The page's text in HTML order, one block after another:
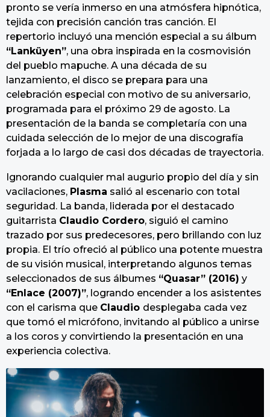
pronto se vería inmerso en una atmósfera hipnótica,
tejida con precisión canción tras canción. El
repertorio incluyó una mención especial a su álbum
“Lanküyen”, una obra inspirada en la cosmovisión
del pueblo mapuche. A una década de su
lanzamiento, el disco se prepara para una
celebración especial con motivo de su aniversario,
programada para el próximo 29 de agosto. La
presentación de la banda se completaría con una
cuidada selección de lo mejor de una discografía
forjada a lo largo de casi dos décadas de trayectoria.
Ignorando cualquier mal augurio propio del día y sin
vacilaciones, Plasma salió al escenario con total
seguridad. La banda, liderada por el destacado
guitarrista Claudio Cordero, siguió el camino
trazado por sus predecesores, pero brillando con luz
propia. El trío ofreció al público una potente muestra
de su visión musical, interpretando algunos temas
seleccionados de sus álbumes “Quasar” (2016) y
“Enlace (2007)”, logrando encender a los asistentes
con el carisma que Claudio desplegaba cada vez
que tomó el micrófono, invitando al público a unirse
a los coros y convirtiendo la presentación en una
experiencia colectiva.